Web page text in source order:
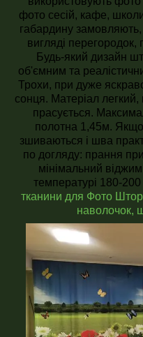
фото сесій, кафе,
габардину
вигляді
Будь-який дизайн
об'ємним та
Трохи, при дуже
сонця. Матеріал легкий,
прасується.
полотна 1,45м. Якщо
зшиваються і шва
по догляду: прання
мінімальний
температурі 180-200
тканини для Фото
наволочок,